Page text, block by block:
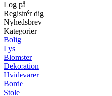
Log på
Registrér dig
Nyhedsbrev
Kategorier
Bolig
Lys
Blomster
Dekoration
Hvidevarer
Borde
Stole